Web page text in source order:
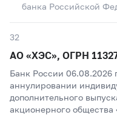
банка Российской
32
АО «ХЭС», ОГРН
Банк России 06.08.2026
аннулировании
дополнительного
акционерного общества